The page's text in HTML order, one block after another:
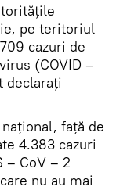
pe teritoriul
cazuri de
(COVID –
declarați
față de
4.383 cazuri
– CoV – 2
nu au mai